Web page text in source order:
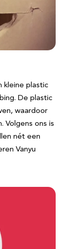
kleine plastic
De plastic
waardoor
Volgens ons is
nét een
Vanyu